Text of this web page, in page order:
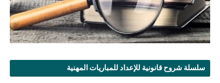
سلسلة شروح قانونية للإعداد للمباريات المهنية